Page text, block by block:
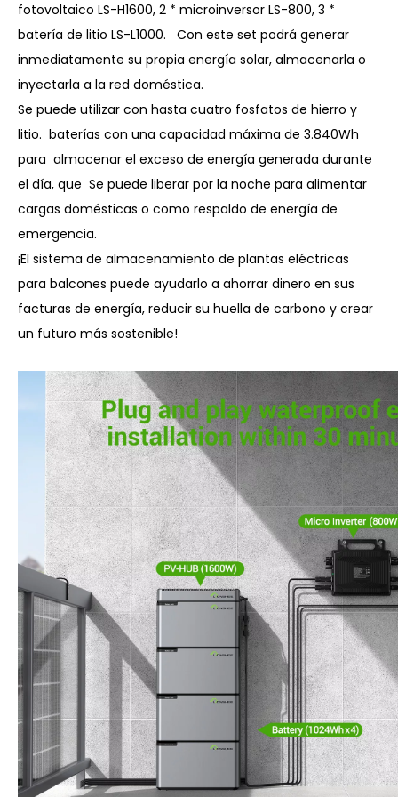
fotovoltaico LS-H1600, 2 * microinversor LS-800, 3 *
batería de litio LS-L1000. Con este set podrá generar
inmediatamente su propia energía solar, almacenarla o
inyectarla a la red doméstica.
Se puede utilizar con hasta cuatro fosfatos de hierro y
litio. baterías con una capacidad máxima de 3.840Wh
para almacenar el exceso de energía generada durante
el día, que Se puede liberar por la noche para alimentar
cargas domésticas o como respaldo de energía de
emergencia.
¡El sistema de almacenamiento de plantas eléctricas
para balcones puede ayudarlo a ahorrar dinero en sus
facturas de energía, reducir su huella de carbono y crear
un futuro más sostenible!